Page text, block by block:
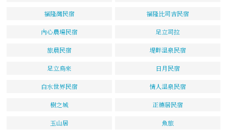
福隆灣民宿 福隆比司吉民宿
內心農場民宿 足立司拉
旅晨民宿 堤畔溫泉民宿
足立烏來 日月民宿
白水世界民宿 情人溫泉民宿
樹之城 正德居民宿
玉山居 魚旅